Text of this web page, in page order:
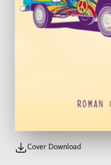
Cover Download